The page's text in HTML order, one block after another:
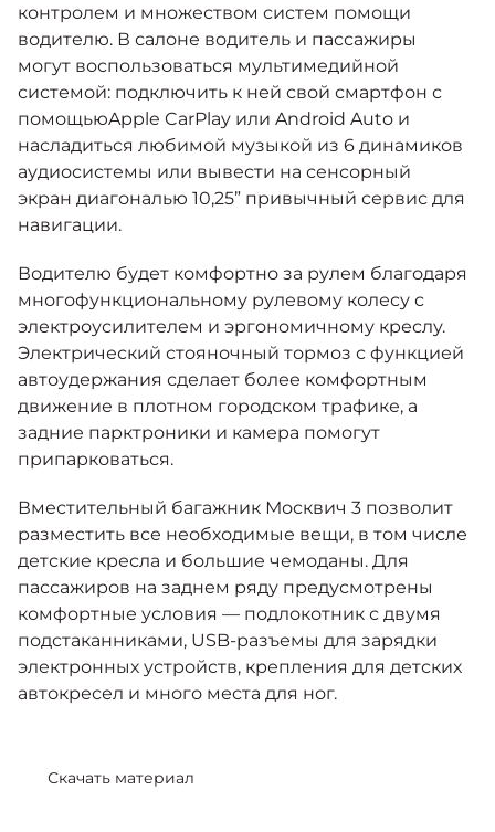
контролем и множеством систем помощи
водителю. В салоне водитель и пассажиры
могут воспользоваться мультимедийной
системой: подключить к ней свой смартфон с
помощьюApple CarPlay или Android Auto и
насладиться любимой музыкой из 6 динамиков
аудиосистемы или вывести на сенсорный
экран диагональю 10,25” привычный сервис для
навигации.
Водителю будет комфортно за рулем благодаря
многофункциональному рулевому колесу с
электроусилителем и эргономичному креслу.
Электрический стояночный тормоз с функцией
автоудержания сделает более комфортным
движение в плотном городском трафике, а
задние парктроники и камера помогут
припарковаться.
Вместительный багажник Москвич 3 позволит
разместить все необходимые вещи, в том числе
детские кресла и большие чемоданы. Для
пассажиров на заднем ряду предусмотрены
комфортные условия — подлокотник с двумя
подстаканниками, USB-разъемы для зарядки
электронных устройств, крепления для детских
автокресел и много места для ног.
Скачать материал